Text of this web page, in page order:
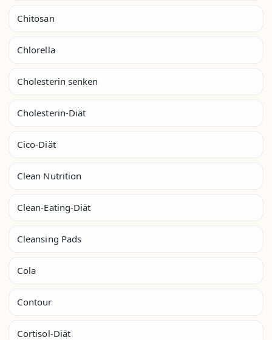
Chitosan
Chlorella
Cholesterin senken
Cholesterin-Diät
Cico-Diät
Clean Nutrition
Clean-Eating-Diät
Cleansing Pads
Cola
Contour
Cortisol-Diät